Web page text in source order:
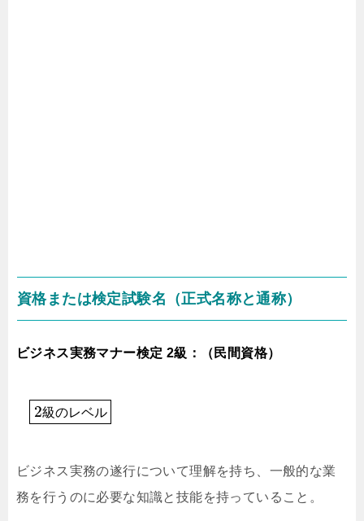
資格または検定試験名（正式名称と通称）
ビジネス実務マナー検定 2級：（民間資格）
2級のレベル
ビジネス実務の遂行について理解を持ち、一般的な業
務を行うのに必要な知識と技能を持っていること。